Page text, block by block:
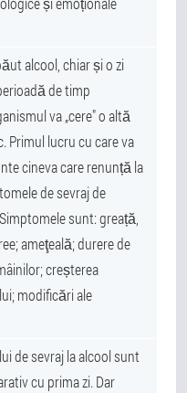
alcool, chiar și o zi
de timp
va „cere" o altă
Primul lucru cu care va
cineva care renunță la
de sevraj de
sunt: greață,
ameţeală; durere de
creșterea
modificări ale
de sevraj la alcool sunt
cu prima zi. Dar